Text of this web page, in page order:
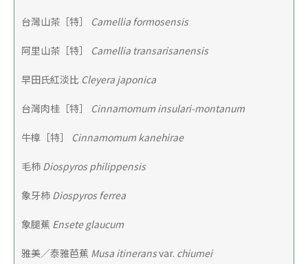
台灣山茶［特］ Camellia formosensis
阿里山茶［特］ Camellia transarisanensis
早田氏紅淡比 Cleyera japonica
台灣肉桂［特］ Cinnamomum insulari-montanum
牛樟［特］ Cinnamomum kanehirae
毛柿 Diospyros philippensis
象牙柿 Diospyros ferrea
象腿蕉 Ensete glaucum
雅美／泰雅芭蕉 Musa itinerans var. chiumei